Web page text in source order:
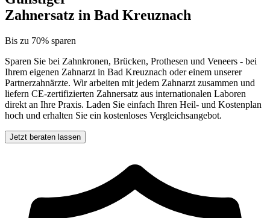
Zahnersatz in Bad Kreuznach
Bis zu 70% sparen
Sparen Sie bei Zahnkronen, Brücken, Prothesen und Veneers - bei
Ihrem eigenen Zahnarzt in Bad Kreuznach oder einem unserer
Partnerzahnärzte. Wir arbeiten mit jedem Zahnarzt zusammen und
liefern CE-zertifizierten Zahnersatz aus internationalen Laboren
direkt an Ihre Praxis. Laden Sie einfach Ihren Heil- und Kostenplan
hoch und erhalten Sie ein kostenloses Vergleichsangebot.
Jetzt beraten lassen